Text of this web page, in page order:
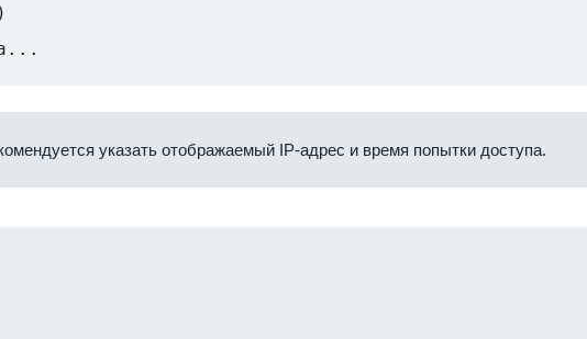
указать отображаемый IP-адрес и время попытки доступа.